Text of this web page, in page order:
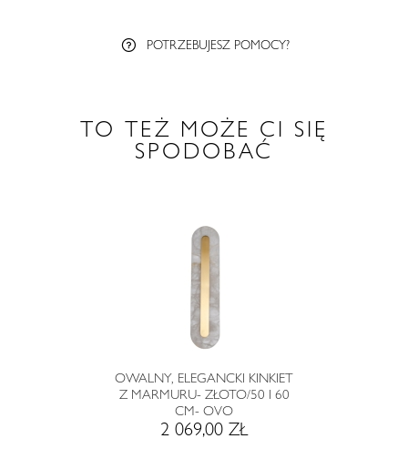
POTRZEBUJESZ POMOCY?
TO TEŻ MOŻE CI SIĘ
SPODOBAĆ
OWALNY, ELEGANCKI KINKIET
Z MARMURU- ZŁOTO/50 I 60
CM- OVO
2 069,00 ZŁ